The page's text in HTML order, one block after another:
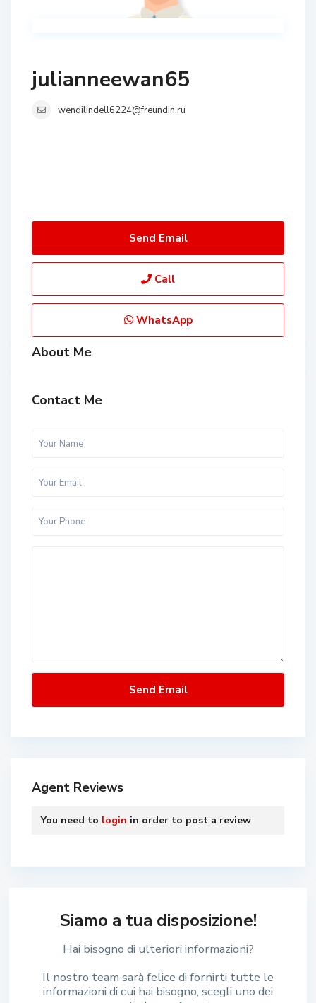
julianneewan65
wendilindell6224@freundin.ru
Send Email
Call
WhatsApp
About Me
Contact Me
Agent Reviews
You need to login in order to post a review
Siamo a tua disposizione!
Hai bisogno di ulteriori informazioni?
Il nostro team sarà felice di fornirti tutte le
informazioni di cui hai bisogno, scegli uno dei